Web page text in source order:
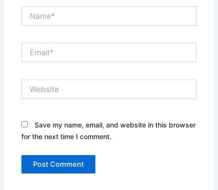
Save my name, email, and website in this browser
for the next time I comment.